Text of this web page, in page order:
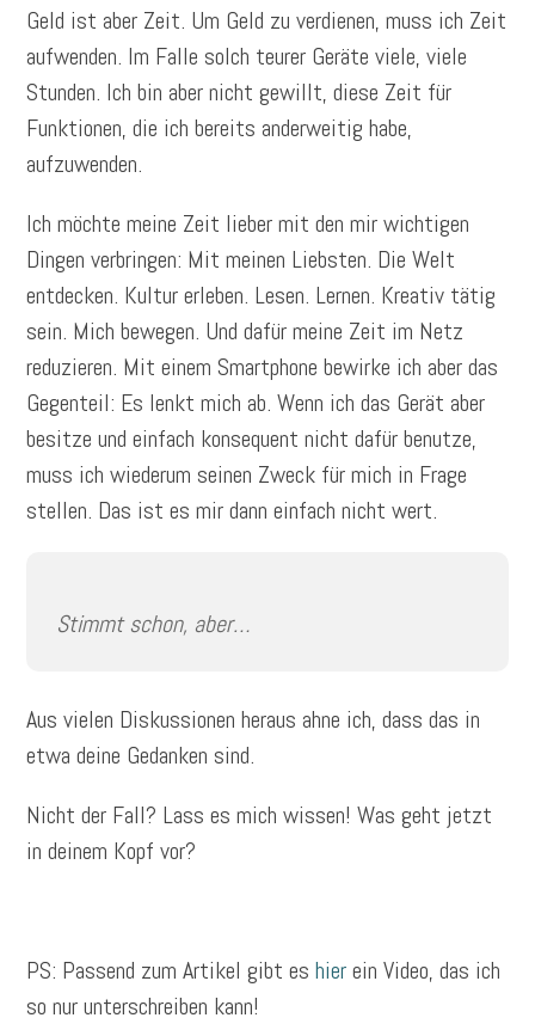
Geld ist aber Zeit. Um Geld zu verdienen, muss ich Zeit
aufwenden. Im Falle solch teurer Geräte viele, viele
Stunden. Ich bin aber nicht gewillt, diese Zeit für
Funktionen, die ich bereits anderweitig habe,
aufzuwenden.
Ich möchte meine Zeit lieber mit den mir wichtigen
Dingen verbringen: Mit meinen Liebsten. Die Welt
entdecken. Kultur erleben. Lesen. Lernen. Kreativ tätig
sein. Mich bewegen. Und dafür meine Zeit im Netz
reduzieren. Mit einem Smartphone bewirke ich aber das
Gegenteil: Es lenkt mich ab. Wenn ich das Gerät aber
besitze und einfach konsequent nicht dafür benutze,
muss ich wiederum seinen Zweck für mich in Frage
stellen. Das ist es mir dann einfach nicht wert.
Stimmt schon, aber…
Aus vielen Diskussionen heraus ahne ich, dass das in
etwa deine Gedanken sind.
Nicht der Fall? Lass es mich wissen! Was geht jetzt
in deinem Kopf vor?
PS: Passend zum Artikel gibt eshierein Video, das ich
so nur unterschreiben kann!